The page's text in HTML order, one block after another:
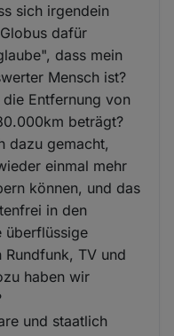
sich irgendein
dafür
dass mein
Mensch ist?
Entfernung von
beträgt?
dazu gemacht,
einmal mehr
können, und das
in den
überflüssige
TV und
haben wir
und staatlich